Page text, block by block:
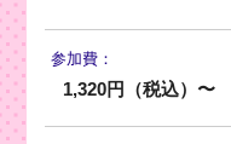
参加費：
1,320円（税込）〜